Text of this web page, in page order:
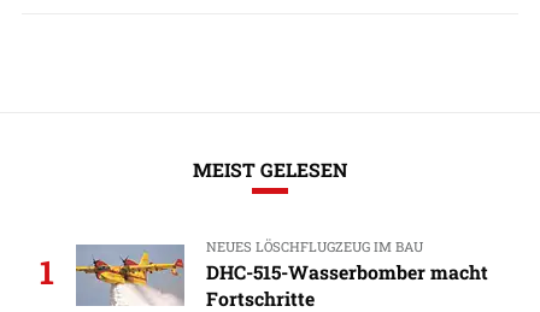
MEIST GELESEN
1
NEUES LÖSCHFLUGZEUG IM BAU
DHC-515-Wasserbomber macht
Fortschritte